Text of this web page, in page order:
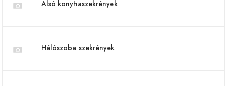
Alsó konyhaszekrények
Hálószoba szekrények